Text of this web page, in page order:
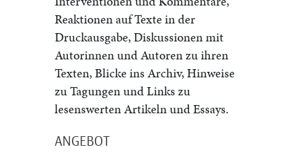
Reaktionen auf Texte in der
Druckausgabe, Diskussionen mit
Autorinnen und Autoren zu ihren
Texten, Blicke ins Archiv, Hinweise
zu Tagungen und Links zu
lesenswerten Artikeln und Essays.
ANGEBOT